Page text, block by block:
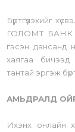
Бүртгүүлэхийг
ГОЛОМТ БАНК
гэсэн дансанд
хаягаа
тантай эргэж
АМЬДРАЛД
Ихэнх онлайн